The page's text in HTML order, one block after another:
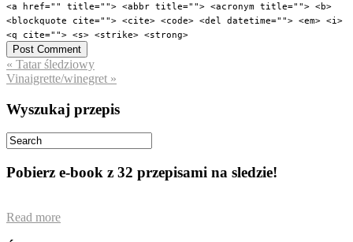
<a href="" title=""> <abbr title=""> <acronym title=""> <b>
<blockquote cite=""> <cite> <code> <del datetime=""> <em> <i>
<q cite=""> <s> <strike> <strong>
« Tatar śledziowy
Vinaigrette/winegret »
Wyszukaj przepis
Pobierz e-book z 32 przepisami na sledzie!
Read more